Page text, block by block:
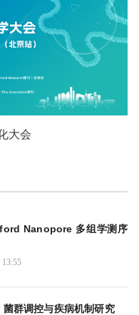
大会
Nanopore 多组学测序
群调控与疾病机制研究